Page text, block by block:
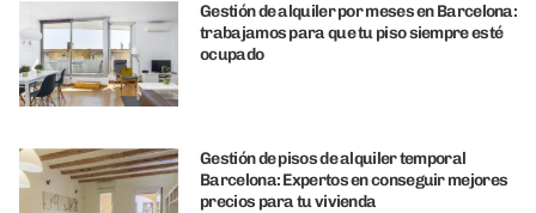
Gestión de alquiler por meses en Barcelona:
trabajamos para que tu piso siempre esté
ocupado
Gestión de pisos de alquiler temporal
Barcelona: Expertos en conseguir mejores
precios para tu vivienda